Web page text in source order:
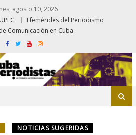
agosto 10, 2026
Efemérides del Periodismo
Comunicación en Cuba
NOTICIAS SUGERIDAS